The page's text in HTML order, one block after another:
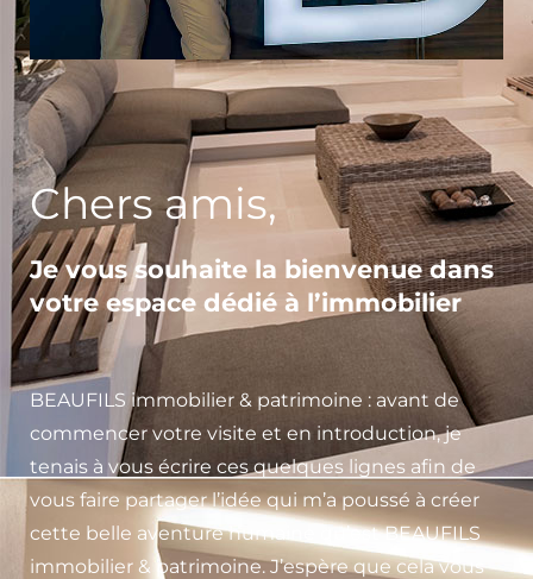
Chers amis,
Je vous souhaite la bienvenue dans
votre espace dédié à l’immobilier
BEAUFILS immobilier & patrimoine : avant de
commencer votre visite et en introduction, je
tenais à vous écrire ces quelques lignes afin de
vous faire partager l’idée qui m’a poussé à créer
cette belle aventure humaine qu’est BEAUFILS
immobilier & patrimoine. J’espère que cela vous